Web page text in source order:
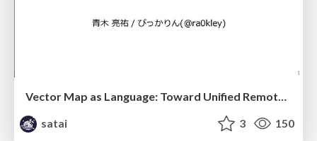
Vector Map as Language: Toward Unified Remote Sensing Vector Mapping
satai
3 150